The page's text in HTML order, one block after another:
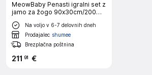
MeowBaby Penasti igralni set z
jamo za žogo 90x30cm/200
žogic 7cm, Igralni set za otroka,
4 elementi, Velvet žamet,
Pesek, Žoge: pastelno roza,
bela,
Na voljo v 6-7 delovnih dneh
Prodajalec shumee
Brezplačna poštnina
211 91 €